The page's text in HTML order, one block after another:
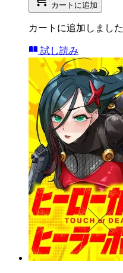
カートに追加
カートに追加しました
試し読み